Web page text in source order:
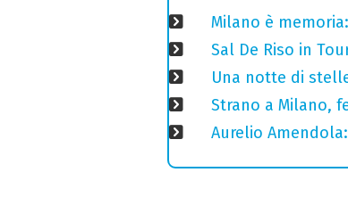
Milano è
Sal De Riso in
Una notte di
Strano a Milano,
Aurelio